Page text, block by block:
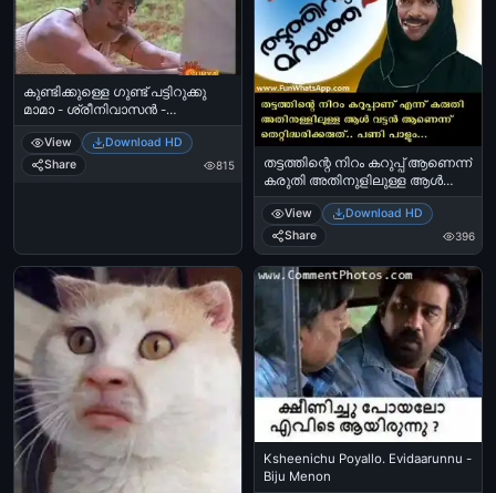
കുണ്ടിക്കുള്ളെ ഗുണ്ട് പട്ടിറുക്കു
മാമാ - ശ്രീനിവാസന്‍ -
Kundikkulle Gund Pattirukku
Maamaa - Sreenivasan
View
Download HD
Share
815
തട്ടത്തിന്റെ നിറം കറുപ്പ് ആണെന്ന്
കരുതി അതിനുളിലുള്ള ആള്‍
വട്ടന്‍ ആണെന്ന്
തെറ്റിദ്ധരിക്കരുത്. പണി പാളും
മോനേ - സുപ്പര്‍ സ്റ്റാര്‍ സന്തോഷ്‌
പണ്ഡിറ്റ്‌ - Thattathinte Niram
Karuppu Aanennu Karuthi
Athinullilulla Aal Vattan Aanennu
Thettidharikkaruth. Pani Paalum
Mone - Super Star Santhosh Pandit
View
Download HD
Share
396
Ksheenichu Poyallo. Evidaarunnu -
Biju Menon